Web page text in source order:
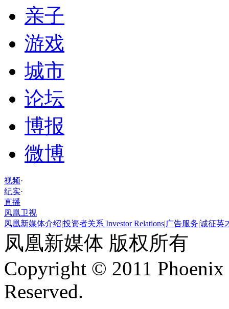
亲子
游戏
城市
论坛
博报
微博
视频·
纪实·
直播
凤凰卫视
凤凰新媒体介绍|投资者关系 Investor Relations|广告服务|诚征英
凤凰新媒体 版权所有
Copyright © 2011
Reserved.